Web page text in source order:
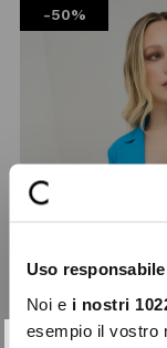
Uso
Noi e i nostri
esempio il vostro
-50%